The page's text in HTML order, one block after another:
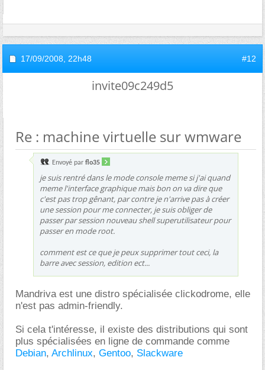
17/09/2008, 22h48 #12
invite09c249d5
Re : machine virtuelle sur wmware
Envoyé par flo35
je suis rentré dans le mode console meme si j'ai quand
meme l'interface graphique mais bon on va dire que
c'est pas trop gênant, par contre je n'arrive pas à créer
une session pour me connecter, je suis obliger de
passer par session nouveau shell superutilisateur pour
passer en mode root.
comment est ce que je peux supprimer tout ceci, la
barre avec session, edition ect...
Mandriva est une distro spécialisée clickodrome, elle
n'est pas admin-friendly.
Si cela t'intéresse, il existe des distributions qui sont
plus spécialisées en ligne de commande comme
Debian, Archlinux, Gentoo, Slackware